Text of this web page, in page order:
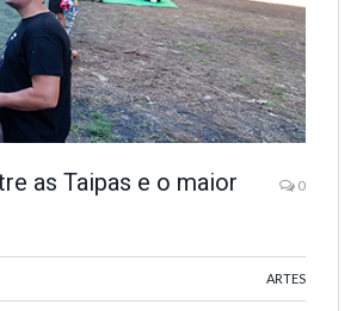
as Taipas e o maior
0
ARTES